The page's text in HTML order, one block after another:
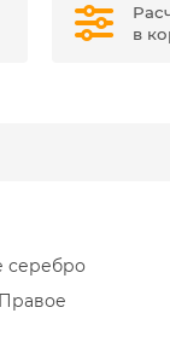
в
серебро
Правое